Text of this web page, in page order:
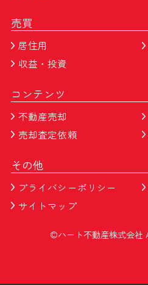
売買
居住用
収益・投資
コンテンツ
不動産売却
売却査定依頼
その他
プライバシーポリシー
サイトマップ
©ハート不動産株式会社